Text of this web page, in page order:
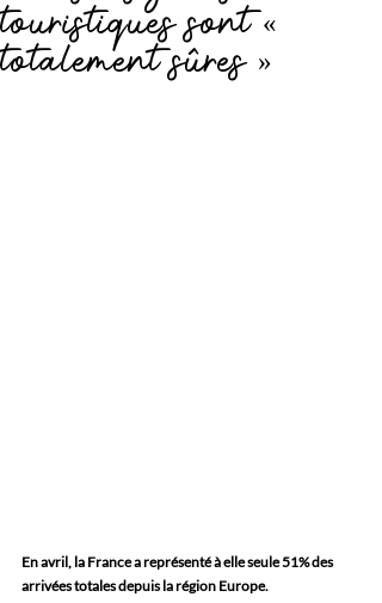
touristiques sont «
totalement sûres »
En avril, la France a représenté à elle seule 51% des
arrivées totales depuis la région Europe.